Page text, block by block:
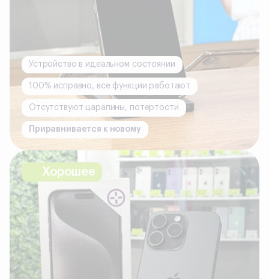
Устройство в идеальном состоянии
100% исправно, все функции работают
Отсутствуют царапины, потертости
Приравнивается к новому
Хорошее